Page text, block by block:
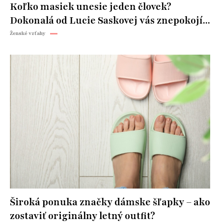
Koľko masiek unesie jeden človek?
Dokonalá od Lucie Saskovej vás znepokojí...
Ženské vzťahy
Široká ponuka značky dámske šľapky – ako
zostaviť originálny letný outfit?